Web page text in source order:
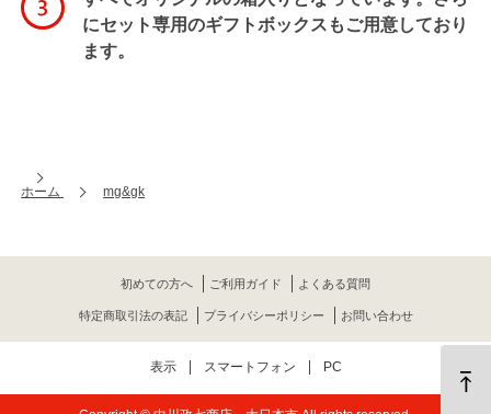
にセット専用のギフトボックスもご用意しており
ます。
ホーム mg&gk
初めての方へ ご利用ガイド よくある質問
特定商取引法の表記 プライバシーポリシー お問い合わせ
表示 スマートフォン PC